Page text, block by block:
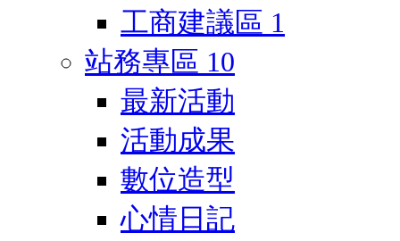
工商建議區 1
站務專區 10
最新活動
活動成果
數位造型
心情日記